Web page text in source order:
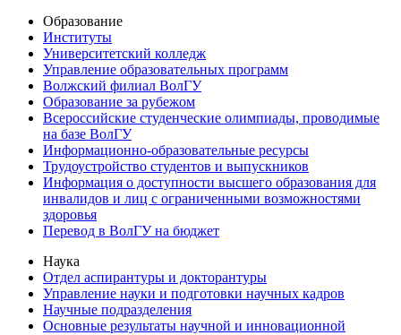
Образование
Институты
Университетский колледж
Управление образовательных программ
Волжский филиал ВолГУ
Образование за рубежом
Всероссийские студенческие олимпиады, проводимые
на базе ВолГУ
Информационно-образовательные ресурсы
Трудоустройство студентов и выпускников
Информация о доступности высшего образования для
инвалидов и лиц с ограниченными возможностями
здоровья
Перевод в ВолГУ на бюджет
Наука
Отдел аспирантуры и докторантуры
Управление науки и подготовки научных кадров
Научные подразделения
Основные результаты научной и инновационной